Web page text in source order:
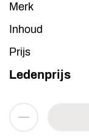
Merk
Inhoud
Prijs
Ledenprijs